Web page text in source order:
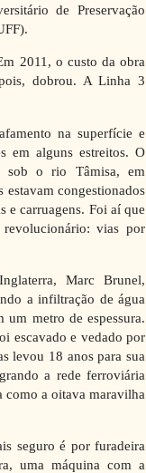
de Preservação
2011, o custo da obra
dobrou. A Linha 3
na superfície e
em alguns estreitos. O
sob o rio Tâmisa, em
congestionados
e carruagens. Foi aí que
vias por
Marc Brunel,
a infiltração de água
metro de espessura.
escavado e vedado por
levou 18 anos para sua
a rede ferroviária
a oitava maravilha
seguro é por furadeira
uma máquina com a